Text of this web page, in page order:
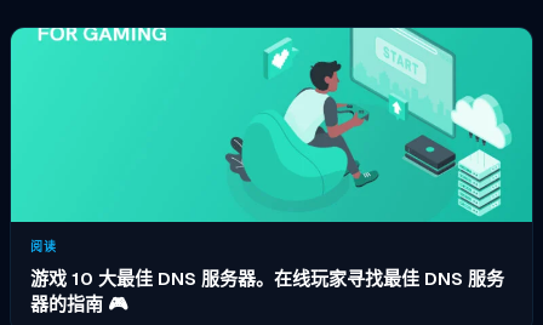
阅读
游戏 10 大最佳 DNS 服务器。在线玩家寻找最佳 DNS 服务
器的指南 🎮